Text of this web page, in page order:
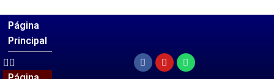
Página
Principal